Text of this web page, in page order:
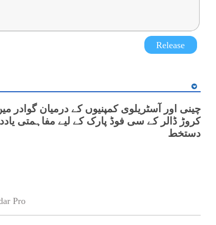
Release
کروڑ ڈالر کے سی فوڈ پارک کے لیے مفاہمتی
دستخط
Pro